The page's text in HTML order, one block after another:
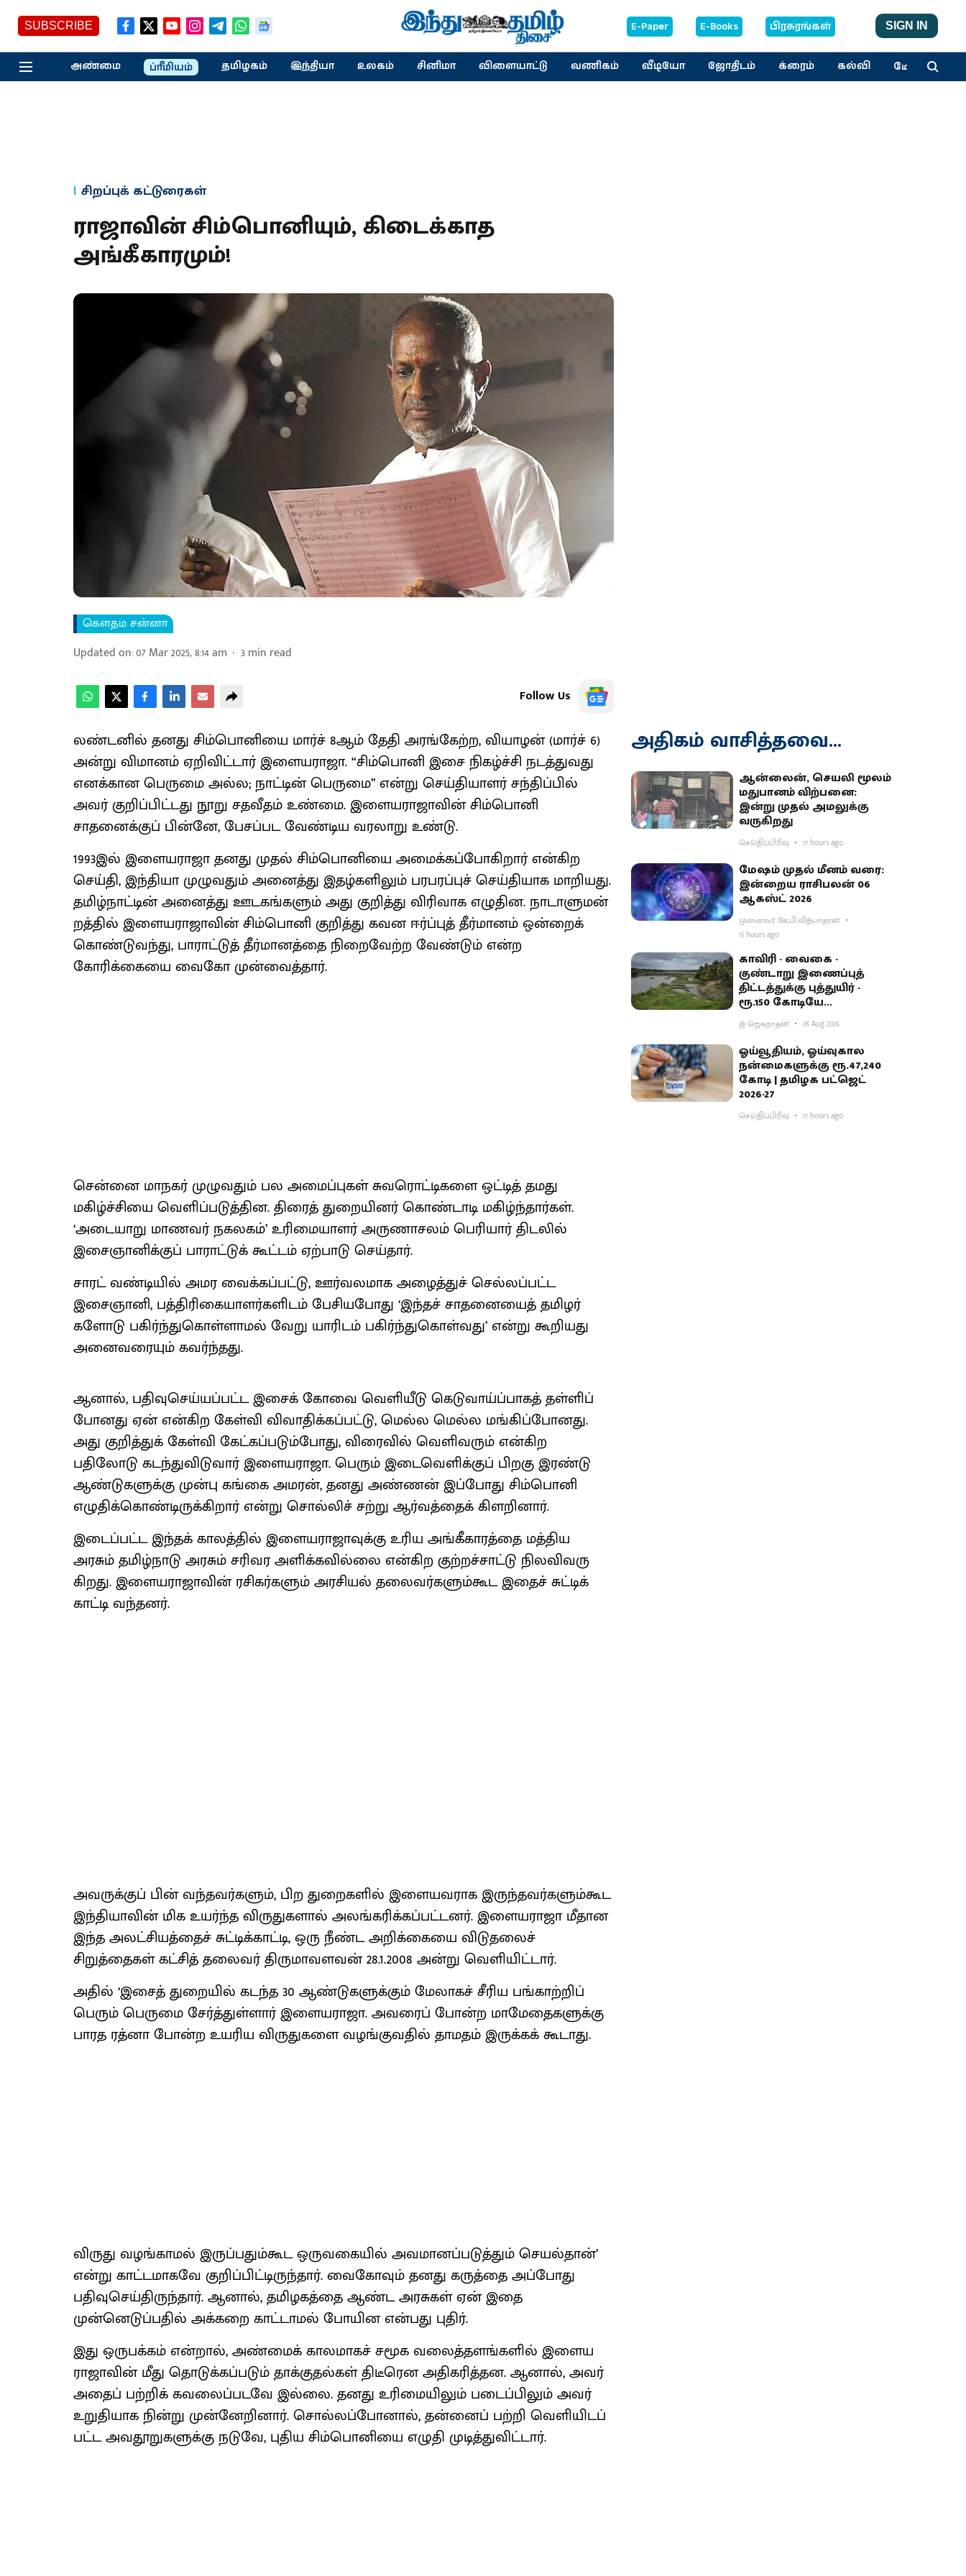
SUBSCRIBE E-Paper E-Books பிரசுரங்கள் SIGN IN
அண்மை ப்ரீமியம் தமிழகம் இந்தியா உலகம் சினிமா விளையாட்டு வணிகம் வீடியோ ஜோதிடம் க்ரைம் கல்வி மேலும்
சிறப்புக் கட்டுரைகள்
ராஜாவின் சிம்பொனியும், கிடைக்காத
அங்கீகாரமும்!
கௌதம சன்னா
Updated on:07 Mar 2025, 8:14 am 3min read
Follow Us
லண்டனில் தனது சிம்பொனியை மார்ச் 8ஆம் தேதி அரங்கேற்ற, வியாழன் (மார்ச் 6)
அன்று விமானம் ஏறிவிட்டார் இளையராஜா. “சிம்பொனி இசை நிகழ்ச்சி நடத்துவது
எனக்கான பெருமை அல்ல; நாட்டின் பெருமை” என்று செய்தியாளர் சந்திப்பில்
அவர் குறிப்பிட்டது நூறு சதவீதம் உண்மை. இளையராஜாவின் சிம்பொனி
சாதனைக்குப் பின்னே, பேசப்பட வேண்டிய வரலாறு உண்டு.
1993இல் இளைய​ராஜா தனது முதல் சிம்​பொனியை அமைக்​கப்​போகிறார் என்கிற
செய்தி, இந்தியா முழு​வதும் அனைத்து இதழ்​களி​லும் பரபரப்புச் செய்தியாக மாறியது.
தமிழ்​நாட்​டின் அனைத்து ஊடகங்​களும் அது குறித்து விரிவாக எழுதின. நாடாளு​மன்​
றத்​தில் இளைய​ராஜா​வின் சிம்​பொனி குறித்து கவன ஈர்ப்புத் தீர்​மானம் ஒன்றைக்
கொண்டு​வந்து, பாராட்டுத் தீர்​மானத்தை நிறைவேற்ற வேண்​டும் என்ற
கோரிக்கையை வைகோ முன்​வைத்​தார்.
சென்னை மாநகர் முழு​வதும் பல அமைப்புகள் சுவரொட்​டிகளை ஒட்டித் தமது
மகிழ்ச்சியை வெளிப்​படுத்​தின. திரைத் துறை​யினர் கொண்​டாடி மகிழ்ந்​தார்​கள்.
‘அடை​யாறு மாணவர் நகலகம்’ உரிமை​யாளர் அருணாசலம் பெரி​யார் திடலில்
இசைஞானிக்​குப் பாராட்டுக் கூட்டம் ஏற்பாடு செய்​தார்.
சாரட் வண்டி​யில் அமர வைக்​கப்​பட்டு, ஊர்வலமாக அழைத்​துச் செல்​லப்​பட்ட
இசைஞானி, பத்திரி​கை​யாளர்​களிடம் பேசி​ய​போது ‘இந்தச் சாதனையைத் தமிழர்​
களோடு பகிர்ந்து​கொள்​ளாமல் வேறு யாரிடம் பகிர்ந்து​கொள்​வது’ என்று கூறியது
அனைவரை​யும் கவர்ந்​தது.
ஆனால், பதிவுசெய்​யப்​பட்ட இசைக் கோவை வெளி​யீடு கெடு​வாய்ப்​பாகத் தள்ளிப்​
போனது ஏன் என்கிற கேள்வி விவா​திக்​கப்​பட்டு, மெல்ல மெல்ல மங்கிப்​போனது.
அது குறித்​துக் கேள்வி கேட்​கப்​படும்​போது, விரை​வில் வெளிவரும் என்கிற
பதிலோடு கடந்து​விடு​வார் இளைய​ராஜா. பெரும் இடைவெளிக்​குப் பிறகு இரண்டு
ஆண்டு​களுக்கு முன்பு கங்கை அமரன், தனது அண்ணன் இப்போது சிம்​பொனி
எழுதிக்​கொண்​டிருக்​கிறார் என்று சொல்லிச் சற்று ஆர்வத்தைக் கிளறி​னார்.
இடைப்​பட்ட இந்தக் காலத்​தில் இளைய​ராஜாவுக்கு உரிய அங்கீ​காரத்தை மத்திய
அரசும் தமிழ்​நாடு அரசும் சரிவர அளிக்க​வில்லை என்கிற குற்​றச்​சாட்டு நிலவிவரு​
கிறது. இளைய​ராஜா​வின் ரசிகர்​களும் அரசியல் தலைவர்​களும்கூட இதைச் சுட்​டிக்​
காட்டி வந்தனர்.
அவருக்​குப் பின் வந்தவர்​களும், பிற துறை​களில் இளைய​வராக இருந்​தவர்​களும்கூட
இந்தியா​வின் மிக உயர்ந்த விருதுகளால் அலங்​கரிக்​கப்​பட்​டனர். இளைய​ராஜா மீதான
இந்த அலட்​சி​யத்தைச் சுட்​டிக்​காட்டி, ஒரு நீண்ட அறிக்கையை விடு​தலைச்
சிறுத்தைகள் கட்சித் தலைவர் திரு​மாவளவன் 28.1.2008 அன்று வெளி​யிட்​டார்.
அதில் ‘இசைத் துறை​யில் கடந்த 30 ஆண்டு​களுக்​கும் மேலாகச் சீரிய பங்காற்றிப்
பெரும் பெருமை சேர்த்​துள்ளார் இளைய​ராஜா. அவரைப் போன்ற மாமேதைகளுக்கு
பாரத ரத்னா போன்ற உயரிய விருதுகளை வழங்கு​வ​தில் தாமதம் இருக்கக் கூடாது.
விருது வழங்​காமல் இருப்​பதும்கூட ஒருவகை​யில் அவமானப்​படுத்​தும் செயல்​தான்’
என்று காட்​ட​மாகவே குறிப்​பிட்​டிருந்​தார். வைகோ​வும் தனது கருத்தை அப்போது
பதிவுசெய்திருந்​தார். ஆனால், தமிழகத்தை ஆண்ட அரசுகள் ஏன் இதை
முன்னெடுப்பதில் அக்கறை காட்​டாமல் போயின என்பது புதிர்.
இது ஒருபக்கம் என்றால், அண்மைக் காலமாகச் சமூக வலைத்​தளங்​களில் இளைய​
ராஜா​வின் மீது தொடுக்​கப்​படும் தாக்​குதல்கள் திடீரென அதிகரித்தன. ஆனால், அவர்
அதைப் பற்றிக் கவலைப்​படவே இல்லை. தனது உரிமை​யிலும் படைப்​பிலும் அவர்
உறுதியாக நின்று முன்னேறி​னார். சொல்​லப்​போ​னால், தன்னைப் பற்றி வெளி​யிடப்​
பட்ட அவதூறுகளுக்கு நடுவே, புதிய சிம்​பொனியை எழுதி முடித்து​விட்​டார்.
அதிகம் வாசித்தவை...
ஆன்லைன், செயலி மூலம்
மதுபானம் விற்பனை:
இன்று முதல் அமலுக்கு
வருகிறது
செய்திப்பிரிவு 17 hours ago
மேஷம் முதல் மீனம் வரை:
இன்றைய ராசிபலன் 06
ஆகஸ்ட் 2026
முனைவர் கே.பி.வித்யாதரன்
15 hours ago
காவிரி - வைகை -
குண்டாறு இணைப்புத்
திட்டத்துக்கு புத்துயிர் -
ரூ.150 கோடியே
ஒதுக்கியதால் விவசாயிகள்
ஏமாற்றம்
இ.ஜெகநாதன் 05 Aug 2026
ஓய்வூதியம், ஓய்வுகால
நன்மைகளுக்கு ரூ.47,240
கோடி | தமிழக பட்ஜெட்
2026-27
செய்திப்பிரிவு 17 hours ago